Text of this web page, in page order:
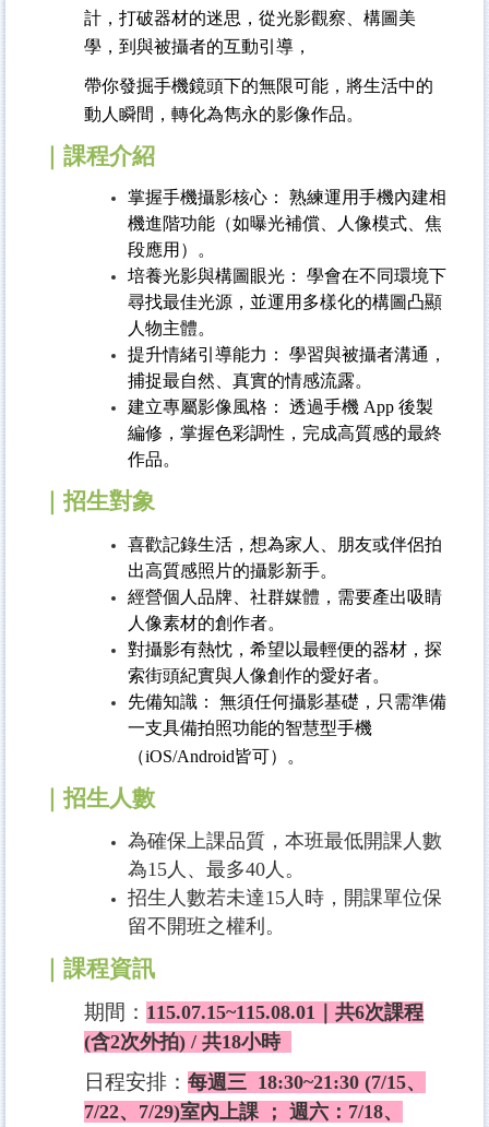
計， 打破器材的迷思，從光影觀察、構圖美
學，到與被攝者的互動引導 ，
帶你發掘手機鏡頭下的無限可能，將生活中的
動人瞬間，轉化為雋永的影像作品。
｜課程介紹
掌握手機攝影核心： 熟練運用手機內建相
機進階功能（如曝光補償、人像模式、焦
段應用）。
培養光影與構圖眼光： 學會在不同環境下
尋找最佳光源，並運用多樣化的構圖凸顯
人物主體。
提升情緒引導能力： 學習與被攝者溝通，
捕捉最自然、真實的情感流露。
建立專屬影像風格： 透過手機 App 後製
編修，掌握色彩調性，完成高質感的最終
作品。
｜招生對象
喜歡記錄生活，想為家人、朋友或伴侶拍
出高質感照片的攝影新手。
經營個人品牌、社群媒體，需要產出吸睛
人像素材的創作者。
對攝影有熱忱，希望以最輕便的器材，探
索街頭紀實與人像創作的愛好者。
先備知識： 無須任何攝影基礎，只需準備
一支具備拍照功能的智慧型手機
（iOS/Android皆可）。
｜招生人數
為確保上課品質，本班最低開課人數
為15人、最多40人。
招生人數若未達15人時，開課單位保
留不開班之權利。
｜課程資訊
期間： 115.07.15~115.08.01｜共6次課程
(含2次外拍) / 共18小時
日程安排： 每週三 18:30~21:30 (7/15、
7/22、7/29)室內上課 ； 週六：7/18、